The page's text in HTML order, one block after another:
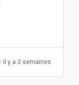
il y a 3 semaines